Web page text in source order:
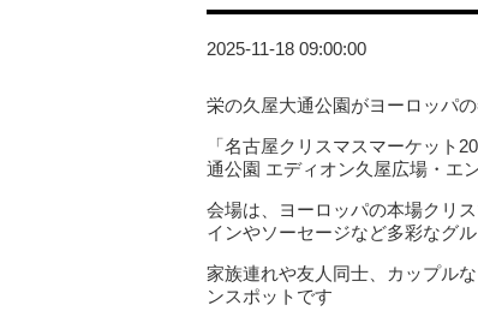
2025-11-18 09:00:00
栄の久屋大通公園がヨーロッパ
「名古屋クリスマスマーケット
通公園 エディオン久屋広場・エ
会場は、ヨーロッパの本場クリ
インやソーセージなど多彩なグ
家族連れや友人同士、カップル
ンスポットです